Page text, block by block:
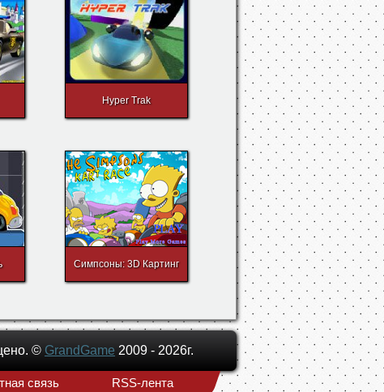
Hyper Trak
Симпсоны: 3D Картинг
© GrandGame 2009 - 2026г.
связь RSS-лента